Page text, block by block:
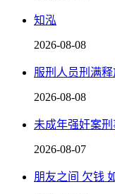
知泓
2026-08-08
服刑人员刑满
2026-08-08
未成年强奸案
2026-08-07
朋友之间 欠钱